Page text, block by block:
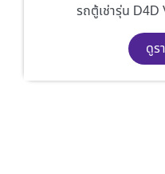
รถตู้เช่ารุ่น
ดูร